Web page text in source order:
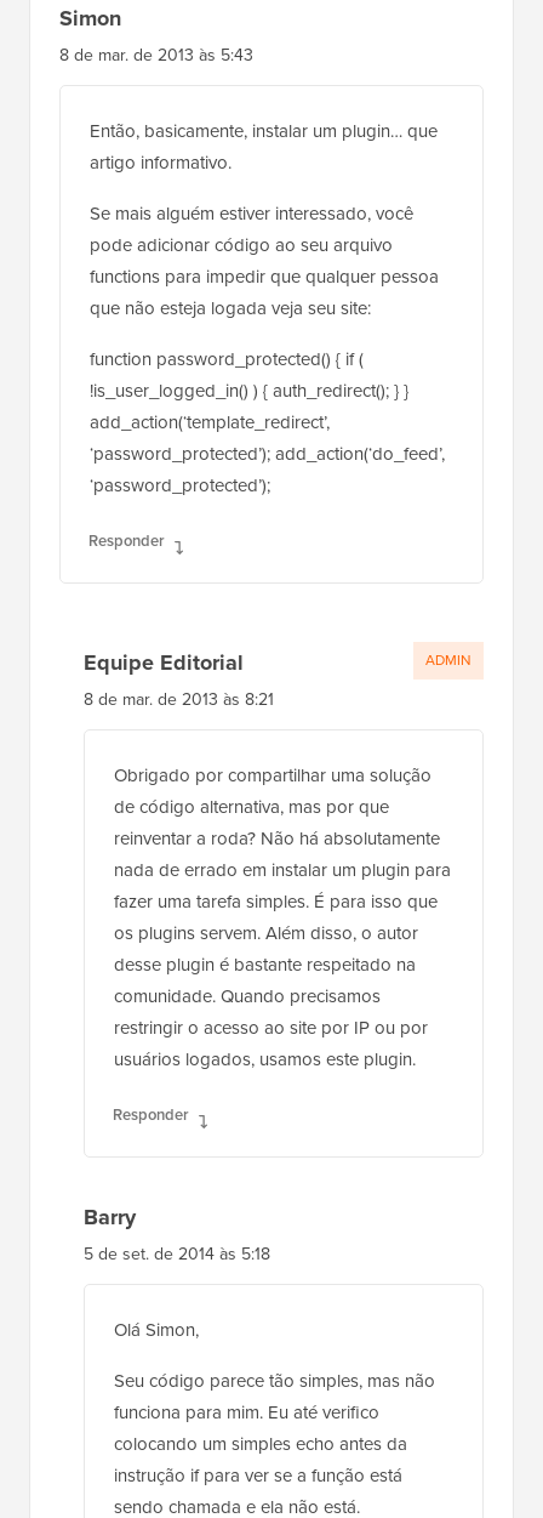
Simon
8 de mar. de 2013 às 5:43
Então, basicamente, instalar um plugin… que
artigo informativo.
Se mais alguém estiver interessado, você
pode adicionar código ao seu arquivo
functions para impedir que qualquer pessoa
que não esteja logada veja seu site:
function password_protected() { if (
!is_user_logged_in() ) { auth_redirect(); } }
add_action(‘template_redirect’,
‘password_protected’); add_action(‘do_feed’,
‘password_protected’);
Responder
Equipe Editorial
8 de mar. de 2013 às 8:21
Obrigado por compartilhar uma solução
de código alternativa, mas por que
reinventar a roda? Não há absolutamente
nada de errado em instalar um plugin para
fazer uma tarefa simples. É para isso que
os plugins servem. Além disso, o autor
desse plugin é bastante respeitado na
comunidade. Quando precisamos
restringir o acesso ao site por IP ou por
usuários logados, usamos este plugin.
Responder
ADMIN
Barry
5 de set. de 2014 às 5:18
Olá Simon,
Seu código parece tão simples, mas não
funciona para mim. Eu até verifico
colocando um simples echo antes da
instrução if para ver se a função está
sendo chamada e ela não está.